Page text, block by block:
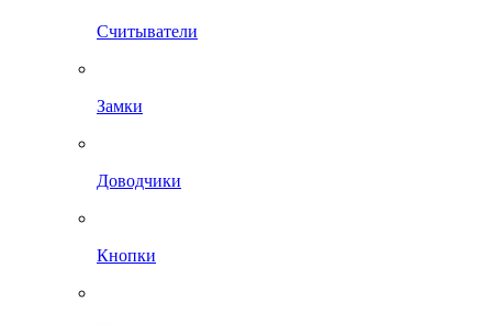
Считыватели
Замки
Доводчики
Кнопки